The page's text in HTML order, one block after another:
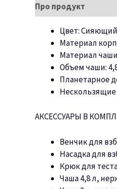
Про продукт
Цвет:
Материал
Материал
Объем чаши:
Планетарное
АКСЕССУАРЫ В
Венчик для
Насадка для
Крюк для
Чаша 4,8 л,